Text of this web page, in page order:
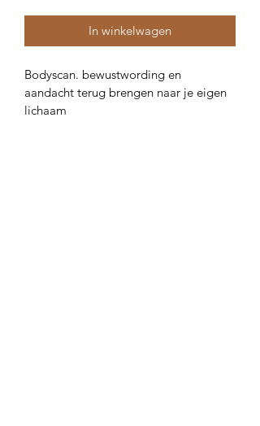
In winkelwagen
Bodyscan. bewustwording en
aandacht terug brengen naar je eigen
lichaam